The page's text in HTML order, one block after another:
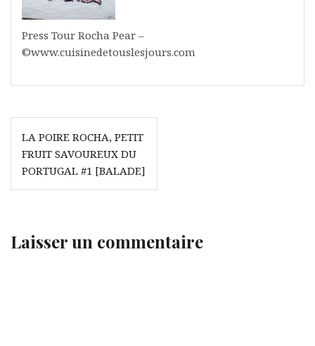
Press Tour Rocha Pear –
©www.cuisinedetouslesjours.com
Navigation
de
l’article
LA POIRE ROCHA, PETIT
FRUIT SAVOUREUX DU
PORTUGAL #1 [BALADE]
Laisser un commentaire